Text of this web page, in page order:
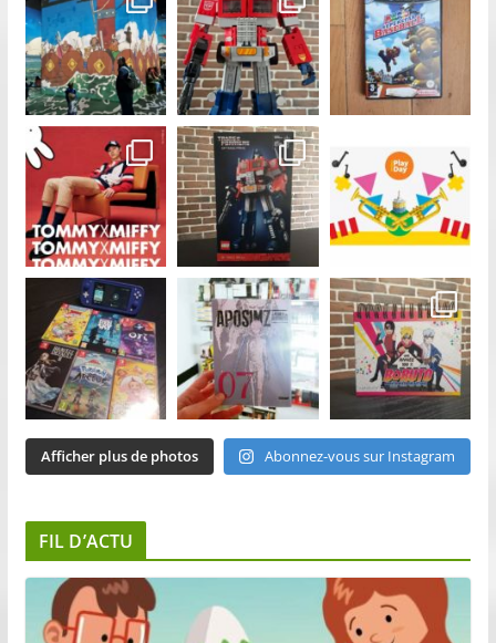
Afficher plus de photos Abonnez-vous sur Instagram
FIL D’ACTU